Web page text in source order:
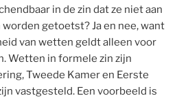
in de zin dat ze niet aan
getoetst? Ja en nee, want
van wetten geldt alleen voor
Wetten in formele zin zijn
Tweede Kamer en Eerste
vastgesteld. Een voorbeeld is